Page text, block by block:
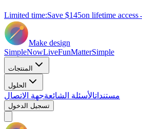
Limited time:Save $145on lifetime access
Make design
SimpleNowLiveFunMatterSimple
المنتجات
الحلول
مستنداتالأسئلة الشائعةجهة الاتصال
تسجيل الدخول